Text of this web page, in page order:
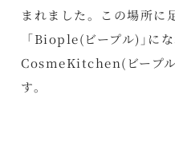
まれました。この場所に
「Biople(ビープル)｣に
CosmeKitchen(ビープ
す。